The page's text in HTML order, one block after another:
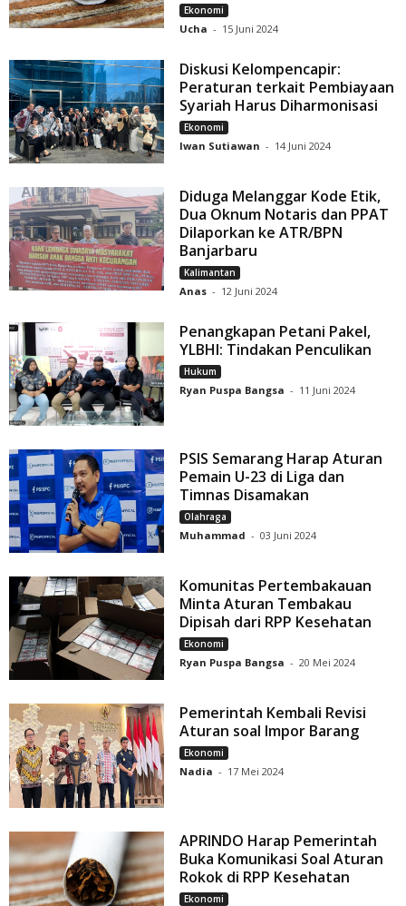
Ekonomi
Ucha - 15 Juni 2024
Diskusi Kelompencapir:
Peraturan terkait Pembiayaan
Syariah Harus Diharmonisasi
Ekonomi
Iwan Sutiawan - 14 Juni 2024
Diduga Melanggar Kode Etik,
Dua Oknum Notaris dan PPAT
Dilaporkan ke ATR/BPN
Banjarbaru
Kalimantan
Anas - 12 Juni 2024
Penangkapan Petani Pakel,
YLBHI: Tindakan Penculikan
Hukum
Ryan Puspa Bangsa - 11 Juni 2024
PSIS Semarang Harap Aturan
Pemain U-23 di Liga dan
Timnas Disamakan
Olahraga
Muhammad - 03 Juni 2024
Komunitas Pertembakauan
Minta Aturan Tembakau
Dipisah dari RPP Kesehatan
Ekonomi
Ryan Puspa Bangsa - 20 Mei 2024
Pemerintah Kembali Revisi
Aturan soal Impor Barang
Ekonomi
Nadia - 17 Mei 2024
APRINDO Harap Pemerintah
Buka Komunikasi Soal Aturan
Rokok di RPP Kesehatan
Ekonomi